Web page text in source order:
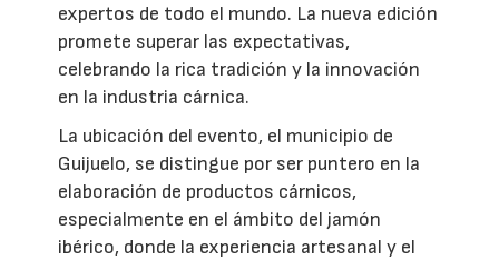
expertos de todo el mundo. La nueva edición
promete superar las expectativas,
celebrando la rica tradición y la innovación
en la industria cárnica.
La ubicación del evento, el municipio de
Guijuelo, se distingue por ser puntero en la
elaboración de productos cárnicos,
especialmente en el ámbito del jamón
ibérico, donde la experiencia artesanal y el